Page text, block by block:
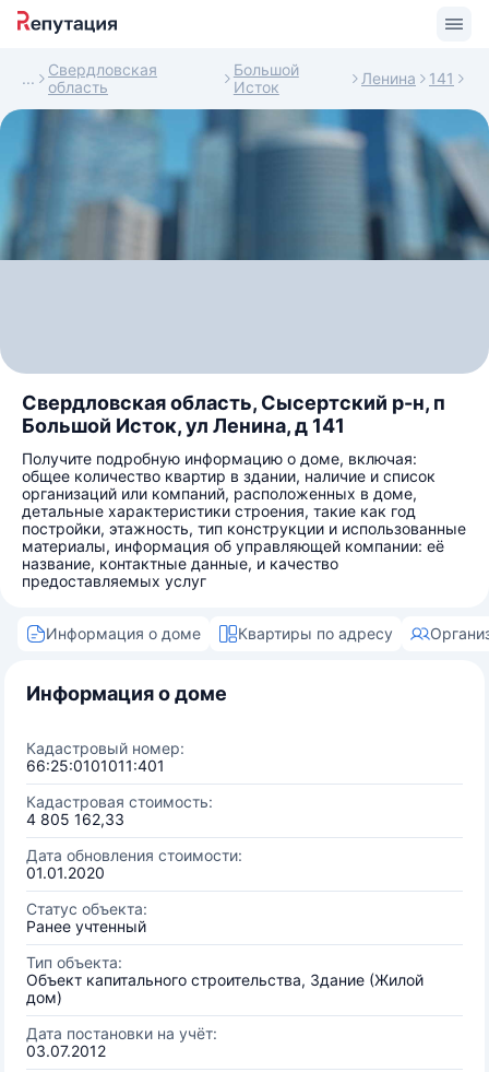
Свердловская
область
Большой
Исток
Ленина 141
Свердловская область, Сысертский р-н, п
Большой Исток, ул Ленина, д 141
Получите подробную информацию о доме, включая:
общее количество квартир в здании, наличие и список
организаций или компаний, расположенных в доме,
детальные характеристики строения, такие как год
постройки, этажность, тип конструкции и использованные
материалы, информация об управляющей компании: её
название, контактные данные, и качество
предоставляемых услуг
Информация о доме Квартиры по адресу
Информация о доме
Кадастровый номер:
66:25:0101011:401
Кадастровая стоимость:
4 805 162,33
Дата обновления стоимости:
01.01.2020
Статус объекта:
Ранее учтенный
Тип объекта:
Объект капитального строительства, Здание (Жилой
дом)
Дата постановки на учёт:
03.07.2012